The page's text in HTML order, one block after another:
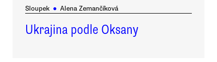
Sloupek ● Alena Zemančíková
Ukrajina podle Oksany